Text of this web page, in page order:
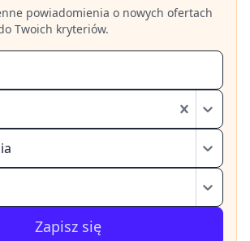
powiadomienia o nowych ofertach
Twoich kryteriów.
Zapisz się